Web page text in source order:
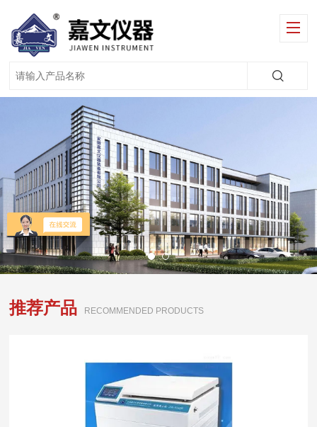
推荐产品 RECOMMENDED PRODUCTS